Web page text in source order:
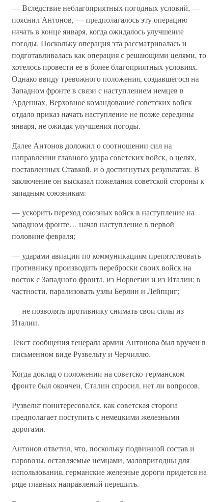
— Вследствие неблагоприятных погодных условий, —
пояснил Антонов, — предполагалось эту операцию
начать в конце января, когда ожидалось улучшение
погоды. Поскольку операция эта рассматривалась и
подготавливалась как операция с решающими целями, то
хотелось провести ее в более благоприятных условиях.
Однако ввиду тревожного положения, создавшегося на
Западном фронте в связи с наступлением немцев в
Арденнах, Верховное командование советских войск
отдало приказ начать наступление не позже середины
января, не ожидая улучшения погоды.
Далее Антонов доложил о соотношении сил на
направлении главного удара советских войск, о целях,
поставленных Ставкой, и о достигнутых результатах. В
заключение он высказал пожелания советской стороны к
западным союзникам:
— ускорить переход союзных войск в наступление на
западном фронте… начав наступление в первой
половине февраля;
— ударами авиации по коммуникациям препятствовать
противнику производить переброски своих войск на
восток с Западного фронта, из Норвегии и из Италии; в
частности, парализовать узлы Берлин и Лейпциг;
— не позволять противнику снимать свои силы из
Италии.
Текст сообщения генерала армии Антонова был вручен в
письменном виде Рузвельту и Черчиллю.
Когда доклад о положении на советско-германском
фронте был окончен, Сталин спросил, нет ли вопросов.
Рузвельт поинтересовался, как советская сторона
предполагает поступить с немецкими железными
дорогами.
Антонов ответил, что, поскольку подвижной состав и
паровозы, оставляемые немцами, малопригодны для
использования, германские железные дороги придется на
ряде главных направлений перешить.